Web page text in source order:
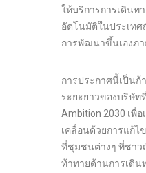
ให้บริการการเดินท
อัตโนมัติในประเท
การพัฒนาขึ้นเองภ
การประกาศนี้เป็น
ระยะยาวของบริษัท
Ambition 2030 เพื่
เคลื่อนด้วยการแก้
ที่ชุมชนต่างๆ ที่ชา
ท้าทายด้านการเดิน